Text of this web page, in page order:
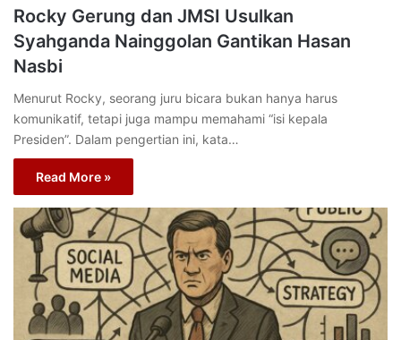
Rocky Gerung dan JMSI Usulkan
Syahganda Nainggolan Gantikan Hasan
Nasbi
Menurut Rocky, seorang juru bicara bukan hanya harus
komunikatif, tetapi juga mampu memahami “isi kepala
Presiden”. Dalam pengertian ini, kata…
Read More »